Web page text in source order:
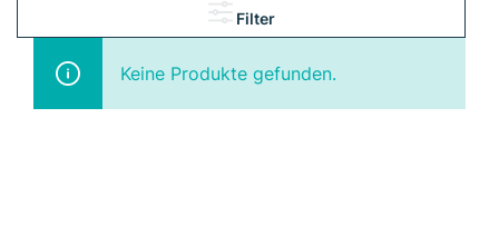
Filter
Keine Produkte gefunden.